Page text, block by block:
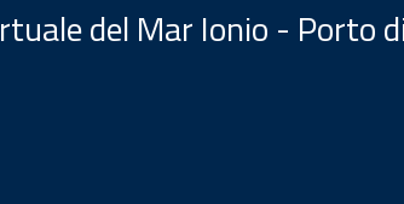
del Mar Ionio - Porto